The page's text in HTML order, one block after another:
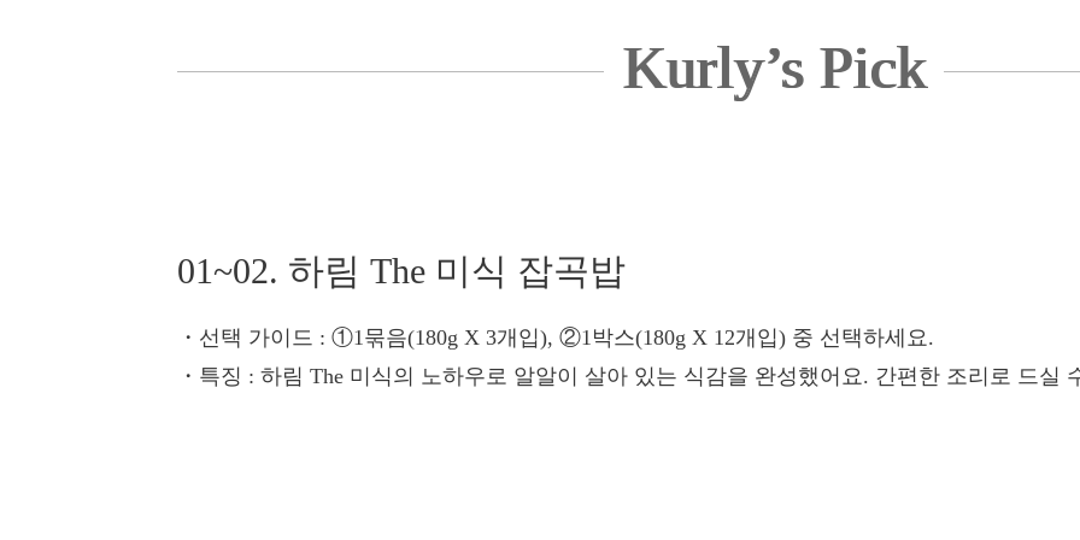
Kurly’s Pick
01~02. 하림 The 미식 잡곡밥
・선택 가이드 : ①1묶음(180g X 3개입), ②1박스(180g X 12개입) 중 선택하세요.
・특징 : 하림 The 미식의 노하우로 알알이 살아 있는 식감을 완성했어요. 간편한 조리로 드실